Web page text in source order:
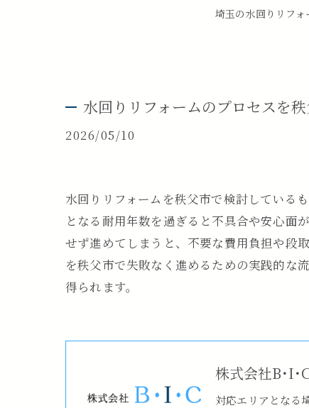
埼玉の水回りリフ
水回りリフォームのプロセスを
2026/05/10
水回りリフォームを秩父市で検討している
となる耐用年数を過ぎると不具合や安心面
せず進めてしまうと、不要な費用負担や段
を秩父市で失敗なく進めるための実践的な
得られます。
株式会社B･I･
対応エリアとなる